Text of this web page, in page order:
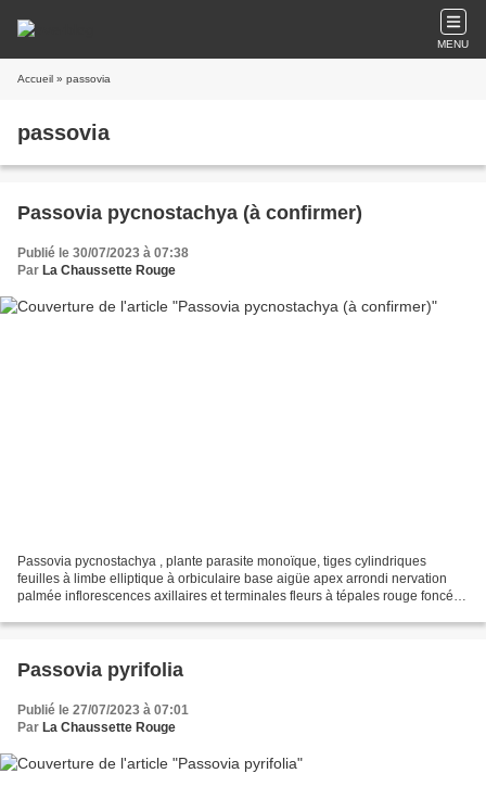
MENU
Accueil » passovia
passovia
Passovia pycnostachya (à confirmer)
Publié le 30/07/2023 à 07:38
Par La Chaussette Rouge
Passovia pycnostachya , plante parasite monoïque, tiges cylindriques
feuilles à limbe elliptique à orbiculaire base aigüe apex arrondi nervation
palmée inflorescences axillaires et terminales fleurs à tépales rouge foncé
Passovia pyrifolia
Publié le 27/07/2023 à 07:01
Par La Chaussette Rouge